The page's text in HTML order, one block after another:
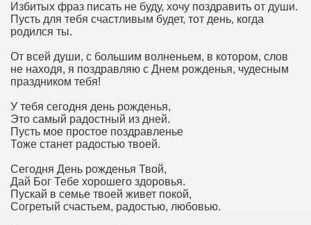
Избитых фраз писать не буду, хочу поздравить от души.
Пусть для тебя счастливым будет, тот день, когда
родился ты.
От всей души, с большим волненьем, в котором, слов
не находя, я поздравляю с Днем рожденья, чудесным
праздником тебя!
У тебя сегодня день рожденья,
Это самый радостный из дней.
Пусть мое простое поздравленье
Тоже станет радостью твоей.
Сегодня День рожденья Твой,
Дай Бог Тебе хорошего здоровья.
Пускай в семье твоей живет покой,
Согретый счастьем, радостью, любовью.